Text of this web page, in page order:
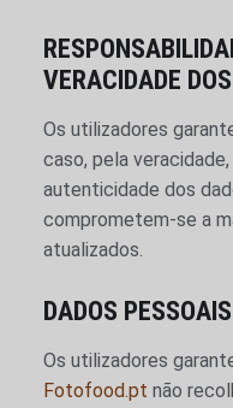
VERACIDADE
Os utilizadores
caso, pela
autenticidade dos
comprometem-se a
atualizados.
DADOS
Os utilizadores
Fotofood.pt não